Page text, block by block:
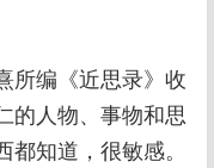
所编《近思录》收
的人物、事物和思
知道，很敏感。